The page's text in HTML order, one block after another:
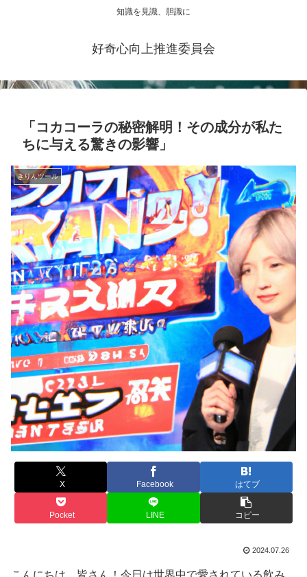
知識を見識、胆識に
好奇心向上推進委員会
「コカコーラの秘密解明！その成分が私た
ちに与える驚きの影響」
きりんツール
X Facebook はてブ
Pocket LINE コピー
2024.07.26
こんにちは、皆さん！今日は世界中で愛されている飲み